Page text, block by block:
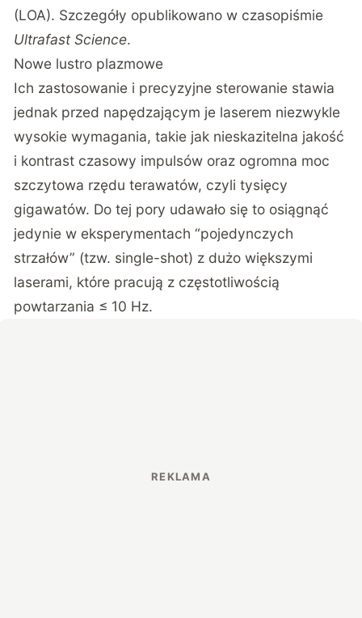
(LOA). Szczegóły opublikowano w czasopiśmie
Ultrafast Science.
Nowe lustro plazmowe
Ich zastosowanie i precyzyjne sterowanie stawia
jednak przed napędzającym je laserem niezwykle
wysokie wymagania, takie jak nieskazitelna jakość
i kontrast czasowy impulsów oraz ogromna moc
szczytowa rzędu terawatów, czyli tysięcy
gigawatów. Do tej pory udawało się to osiągnąć
jedynie w eksperymentach “pojedynczych
strzałów” (tzw. single-shot) z dużo większymi
laserami, które pracują z częstotliwością
powtarzania ≤ 10 Hz.